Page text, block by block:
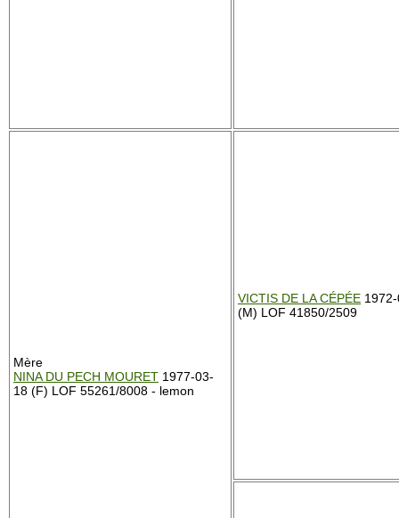
Mère
NINA DU PECH MOURET 1977-03-
18 (F) LOF 55261/8008 - lemon
VICTIS DE LA CÉPÉE
(M) LOF 41850/2509